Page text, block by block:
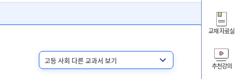
교재 자료실
추천강의내